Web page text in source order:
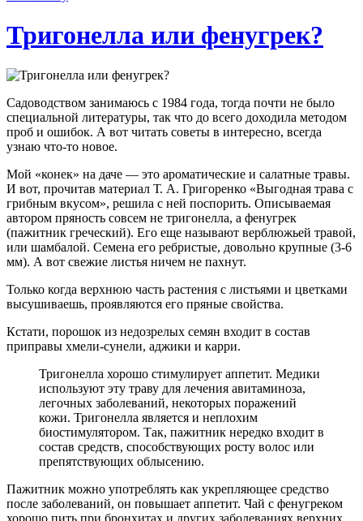
Тригонелла или фенугрек?
Садоводством занимаюсь с 1984 года, тогда почти не было
специальной литературы, так что до всего доходила методом
проб и ошибок. А вот читать советы в интересно, всегда
узнаю что-то новое.
Мой «конек» на даче — это ароматические и салатные травы.
И вот, прочитав материал Т. А. Григоренко «Выгодная трава с
грибным вкусом», решила с ней поспорить. Описываемая
автором пряность совсем не тригонелла, а фенугрек
(пажитник греческий). Его еще называют верблюжьей травой,
или шамбалой. Семена его ребристые, довольно крупные (3-6
мм). А вот свежие листья ничем не пахнут.
Только когда верхнюю часть растения с листьями и цветками
высушиваешь, проявляются его пряные свойства.
Кстати, порошок из недозрелых семян входит в состав
приправы хмели-сунели, аджики и карри.
Тригонелла хорошо стимулирует аппетит. Медики
используют эту траву для лечения авитаминоза,
легочных заболеваний, некоторых поражений
кожи. Тригонелла является и неплохим
биостимулятором. Так, пажитник нередко входит в
состав средств, способствующих росту волос или
препятствующих облысению.
Пажитник можно употреблять как укрепляющее средство
после заболеваний, он повышает аппетит. Чай с фенугреком
хорошо пить при бронхитах и других заболеваниях верхних